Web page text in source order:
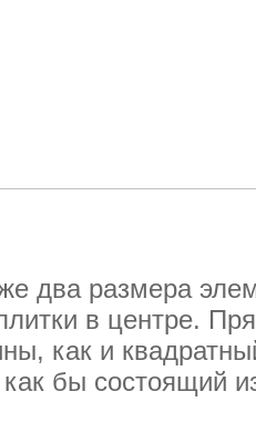
два размера
в центре.
как и
бы состоящий